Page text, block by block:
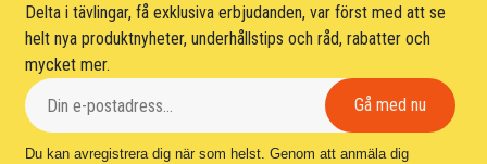
Delta i tävlingar, få exklusiva erbjudanden, var först med att se
helt nya produktnyheter, underhållstips och råd, rabatter och
mycket mer.
Du kan avregistrera dig när som helst. Genom att anmäla dig